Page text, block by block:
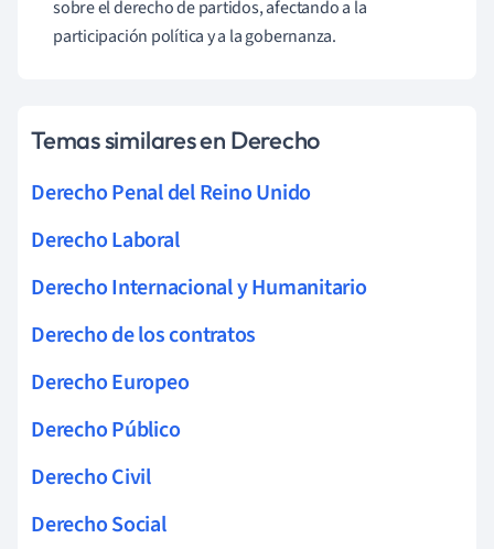
sobre el derecho de partidos, afectando a la
participación política y a la gobernanza.
Temas similares en Derecho
Derecho Penal del Reino Unido
Derecho Laboral
Derecho Internacional y Humanitario
Derecho de los contratos
Derecho Europeo
Derecho Público
Derecho Civil
Derecho Social